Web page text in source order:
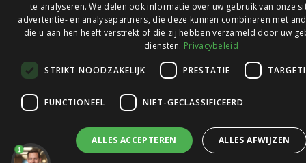
© 2026 Ledlichtdiscounter.nl
op
Webwinkelkeur
1
te analyseren. We delen ook informatie over uw gebruik van onze
advertentie- en analysepartners, die deze kunnen combineren met
die u aan hen heeft verstrekt of die zij hebben verzameld door uw
diensten. Privacybeleid
STRIKT NOODZAKELIJK PRESTATIE
FUNCTIONEEL NIET-GECLASSIFICEERD
ALLES ACCEPTEREN ALLES AFWIJZEN